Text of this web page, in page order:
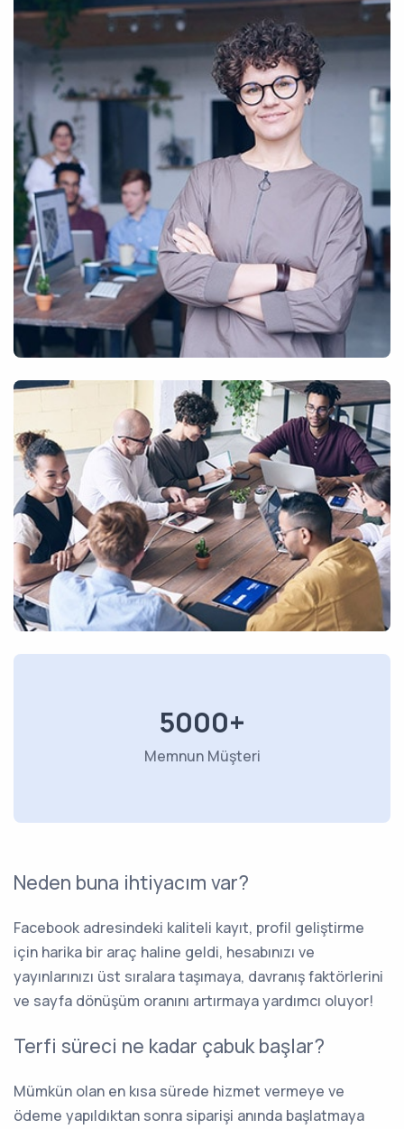
5000+
Memnun Müşteri
Neden buna ihtiyacım var?
Facebook adresindeki kaliteli kayıt, profil geliştirme
için harika bir araç haline geldi, hesabınızı ve
yayınlarınızı üst sıralara taşımaya, davranış faktörlerini
ve sayfa dönüşüm oranını artırmaya yardımcı oluyor!
Terfi süreci ne kadar çabuk başlar?
Mümkün olan en kısa sürede hizmet vermeye ve
ödeme yapıldıktan sonra siparişi anında başlatmaya